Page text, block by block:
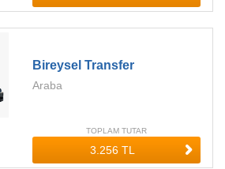
Bireysel Transfer
Araba
TOPLAM TUTAR